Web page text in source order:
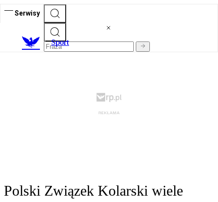
Serwisy
Sport
Polski Związek Kolarski wiele